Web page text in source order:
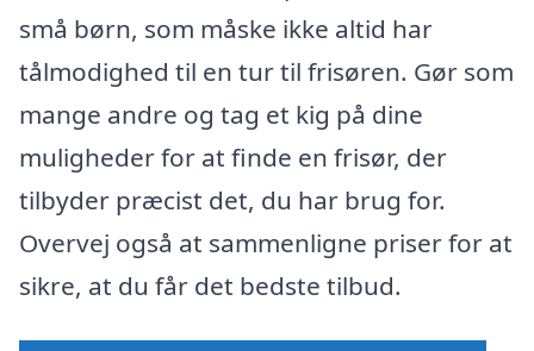
små børn, som måske ikke altid har
tålmodighed til en tur til frisøren. Gør som
mange andre og tag et kig på dine
muligheder for at finde en frisør, der
tilbyder præcist det, du har brug for.
Overvej også at sammenligne priser for at
sikre, at du får det bedste tilbud.